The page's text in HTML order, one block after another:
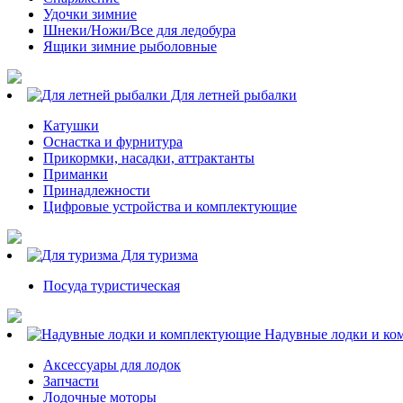
Удочки зимние
Шнеки/Ножи/Все для ледобура
Ящики зимние рыболовные
Для летней рыбалки
Катушки
Оснастка и фурнитура
Прикормки, насадки, аттрактанты
Приманки
Принадлежности
Цифровые устройства и комплектующие
Для туризма
Посуда туристическая
Надувные лодки и
Аксессуары для лодок
Запчасти
Лодочные моторы